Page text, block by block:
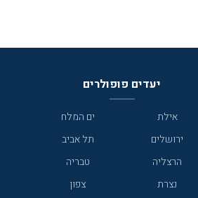
יעדים פופולרים
אילת
ים המלח
ירושלים
תל אביב
הרצליה
טבריה
נצרת
צפון